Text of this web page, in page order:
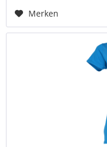
Merken